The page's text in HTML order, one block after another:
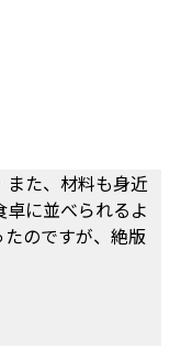
また、材料も身近
に並べられるよ
のですが、絶版